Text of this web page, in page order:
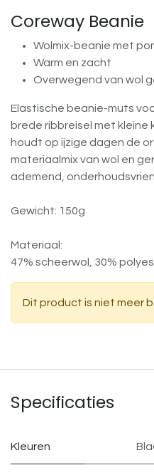
Coreway Beanie
Wolmix-beanie met
Warm en zacht
Overwegend van wol
Elastische beanie-muts
brede ribbreisel met kleine
houdt op ijzige dagen de
materiaalmix van wol en
ademend,
Gewicht: 150g
Materiaal:
47% scheerwol, 30%
Dit product is niet meer
Specificaties
Kleuren